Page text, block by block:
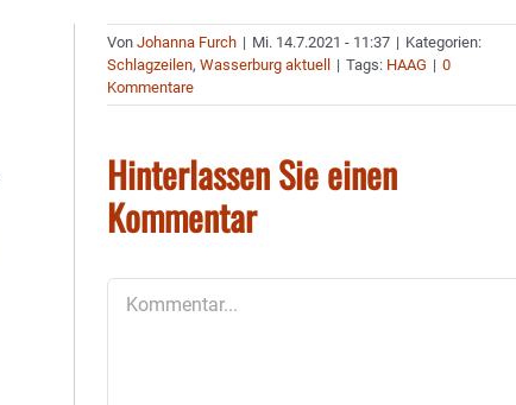
VonJohanna Furch | Mi. 14.7.2021 - 11:37 | Kategorien:
Schlagzeilen,Wasserburg aktuell | Tags: HAAG | 0
Kommentare
Hinterlassen Sie einen
Kommentar